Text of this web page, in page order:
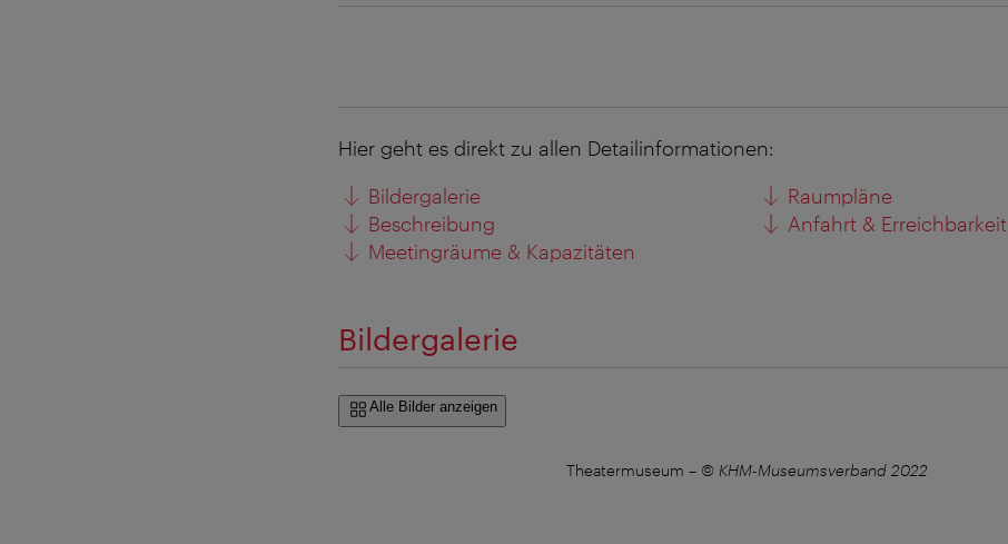
Hier geht es direkt zu allen Detailinformationen:
Bildergalerie
Beschreibung
Meetingräume & Kapazitäten
Raumpläne
Anfahrt & Erreichbarkeit
Bildergalerie
Alle Bilder anzeigen
Theatermuseum – © KHM-Museumsverband 2022